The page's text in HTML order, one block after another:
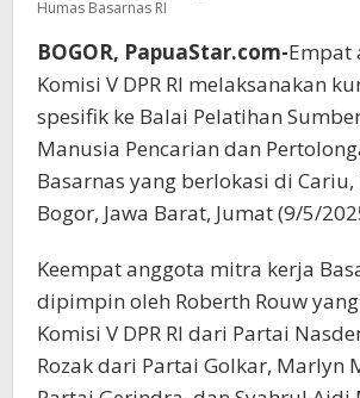
Humas Basarnas RI
BOGOR, PapuaStar.com-Empat
Komisi V DPR RI melaksanakan
spesifik ke Balai Pelatihan
Manusia Pencarian dan
Basarnas yang berlokasi di
Bogor, Jawa Barat, Jumat (9/5/
Keempat anggota mitra kerja
dipimpin oleh Roberth Rouw
Komisi V DPR RI dari Partai
Rozak dari Partai Golkar, Marlyn